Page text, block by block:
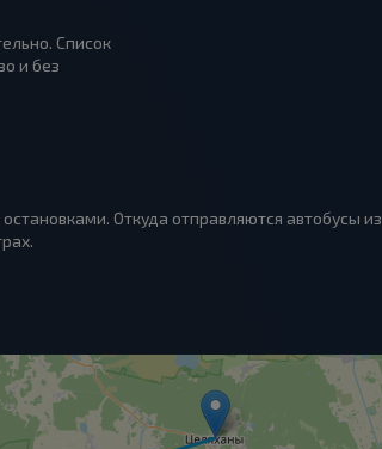
Список
и без
Откуда отправляются автобусы из